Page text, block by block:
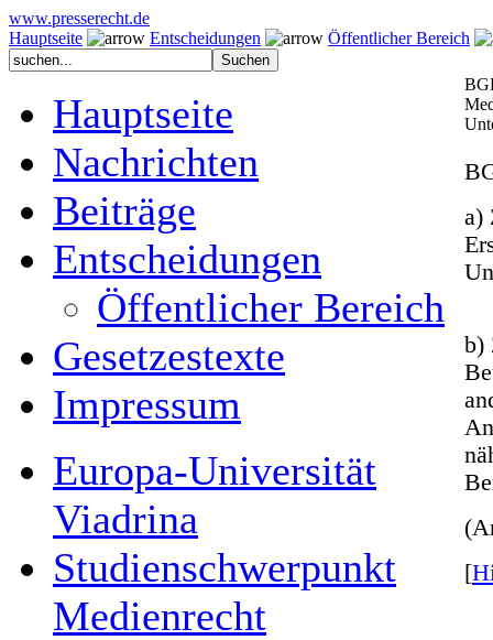
www.presserecht.de
Hauptseite
Entscheidungen Öffentlicher Bereich
Hauptseite
Nachrichten
Beiträge
Entscheidungen
Öffentlicher Bereich
Gesetzestexte
Impressum
Europa-Universität
Viadrina
Studienschwerpunkt
Medienrecht
a)
b)
[